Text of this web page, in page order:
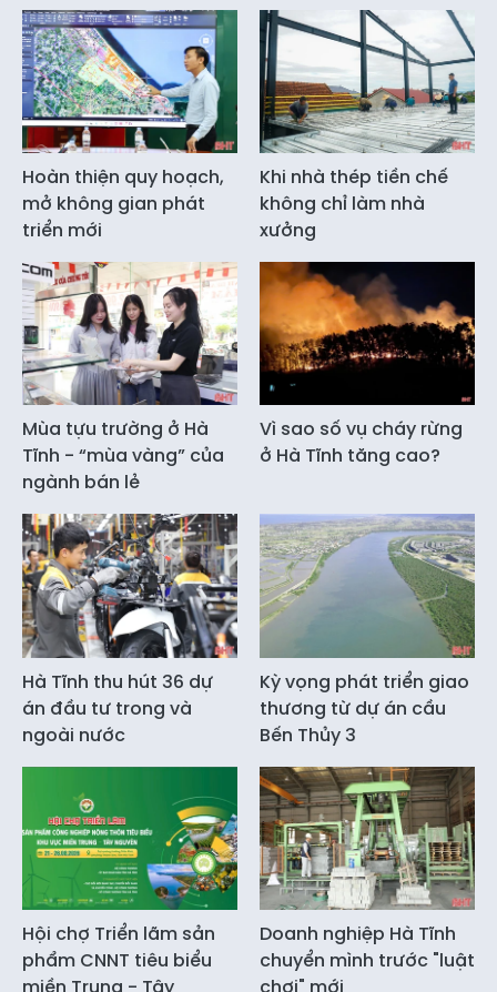
Hoàn thiện quy hoạch,
mở không gian phát
triển mới
Khi nhà thép tiền chế
không chỉ làm nhà
xưởng
Mùa tựu trường ở Hà
Tĩnh - “mùa vàng” của
ngành bán lẻ
Vì sao số vụ cháy rừng
ở Hà Tĩnh tăng cao?
Hà Tĩnh thu hút 36 dự
án đầu tư trong và
ngoài nước
Kỳ vọng phát triển giao
thương từ dự án cầu
Bến Thủy 3
Hội chợ Triển lãm sản
phẩm CNNT tiêu biểu
miền Trung - Tây
Doanh nghiệp Hà Tĩnh
chuyển mình trước "luật
chơi" mới